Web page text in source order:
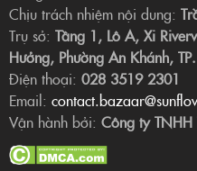
Chịu trách nhiệm nội dung:
Trụ sở: Tầng 1, Lô A, Xi
Hưởng, Phường An Khánh,
Điện thoại: 028 3519 2301
Email:
Vận hành bởi: Công ty